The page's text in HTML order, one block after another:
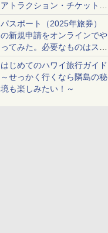
アトラクション・チケット手
配・来場前に必要な準備は？
パスポート（2025年旅券）
の新規申請をオンラインでや
ってみた。必要なものはスマ
ホとマイナカードのみ
はじめてのハワイ旅行ガイド
～せっかく行くなら隣島の秘
境も楽しみたい！～